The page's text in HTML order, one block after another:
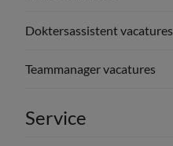
Doktersassistent vacatures
Teammanager vacatures
Service